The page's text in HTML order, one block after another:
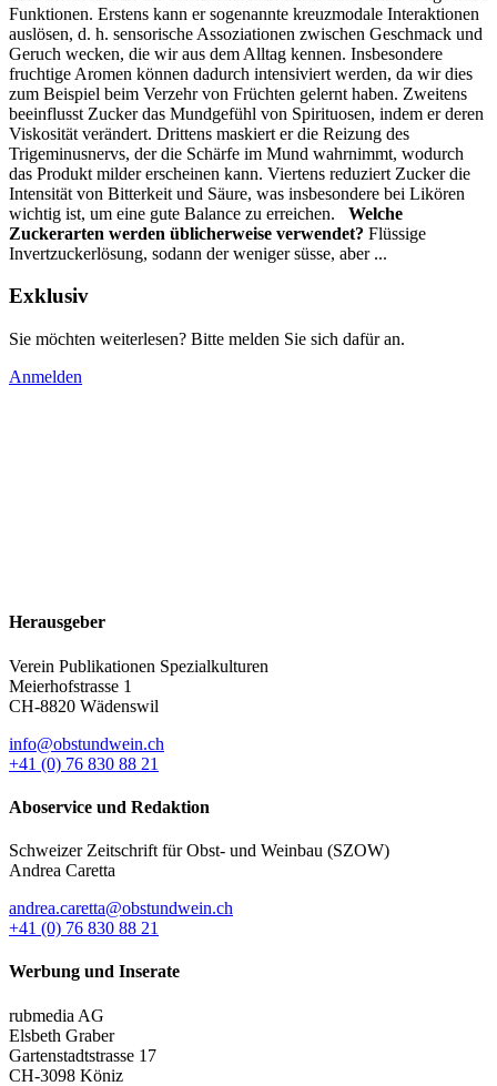
Funktionen. Erstens kann er sogenannte kreuzmodale Interaktionen
auslösen, d. h. sensorische Assoziationen zwischen Geschmack und
Geruch wecken, die wir aus dem Alltag kennen. Insbesondere
fruchtige Aromen können dadurch intensiviert werden, da wir dies
zum Beispiel beim Verzehr von Früchten gelernt haben. Zweitens
beeinflusst Zucker das Mundgefühl von Spirituosen, indem er deren
Viskosität verändert. Drittens maskiert er die Reizung des
Trigeminusnervs, der die Schärfe im Mund wahrnimmt, wodurch
das Produkt milder erscheinen kann. Viertens reduziert Zucker die
Intensität von Bitterkeit und Säure, was insbesondere bei Likören
wichtig ist, um eine gute Balance zu erreichen. Welche
Zuckerarten werden üblicherweise verwendet? Flüssige
Invertzuckerlösung, sodann der weniger süsse, aber ...
Exklusiv
Sie möchten weiterlesen? Bitte melden Sie sich dafür an.
Anmelden
Herausgeber
Verein Publikationen Spezialkulturen
Meierhofstrasse 1
CH-8820 Wädenswil
info@obstundwein.ch
+41 (0) 76 830 88 21
Aboservice und Redaktion
Schweizer Zeitschrift für Obst- und Weinbau (SZOW)
Andrea Caretta
andrea.caretta@obstundwein.ch
+41 (0) 76 830 88 21
Werbung und Inserate
rubmedia AG
Elsbeth Graber
Gartenstadtstrasse 17
CH-3098 Köniz